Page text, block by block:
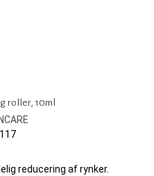
roller, 10ml
reducering af rynker.